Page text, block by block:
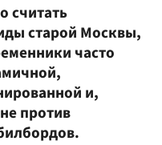
считать
старой Москвы,
часто
и,
против